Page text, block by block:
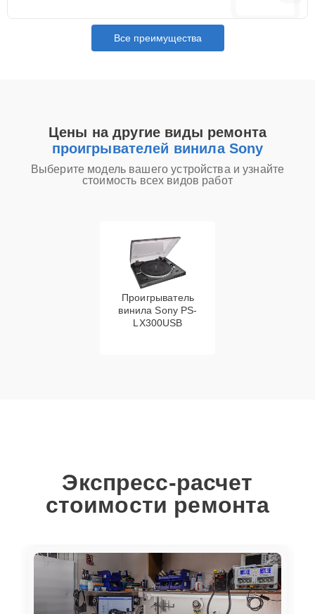
Все преимущества
Цены на другие виды ремонта
проигрывателей винила Sony
Выберите модель вашего устройства и узнайте
стоимость всех видов работ
Проигрыватель
винила Sony PS-
LX300USB
Экспресс-расчет
стоимости ремонта